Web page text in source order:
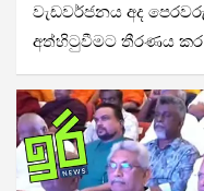
වැඩවර්ජනය අද
අත්හිටුවීමට තීරණය කර